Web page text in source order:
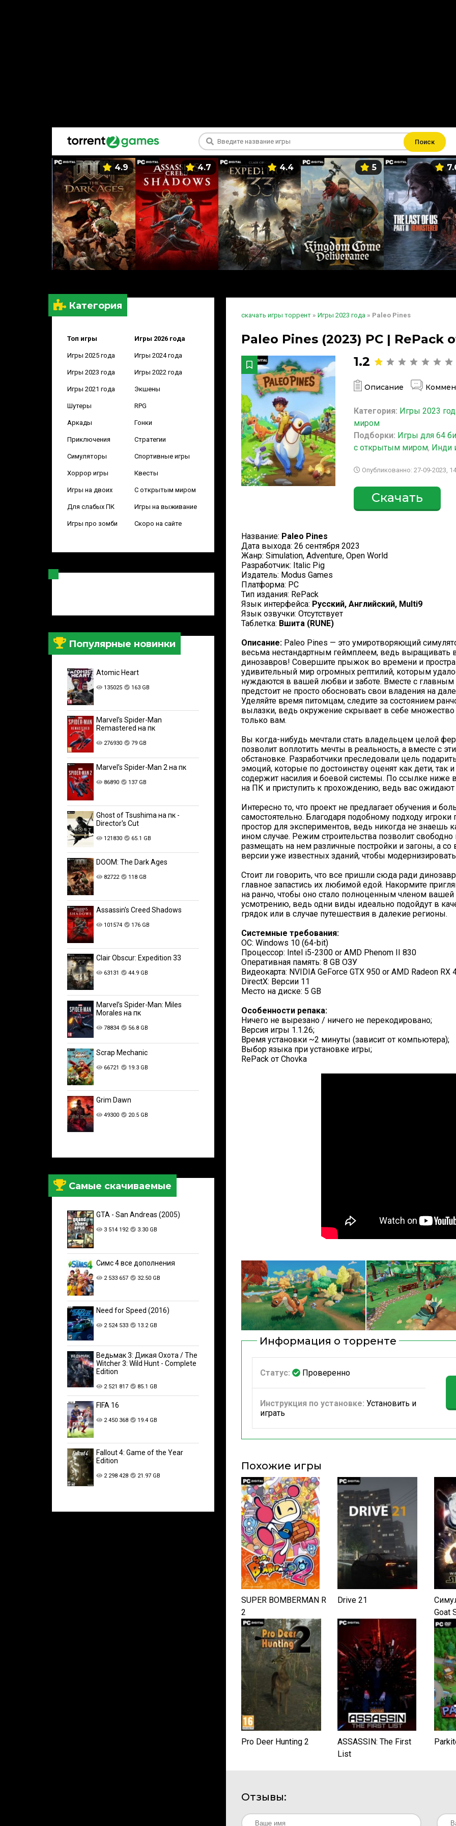
Поиск
4.9 4.7 4.4 5
Категория
Топ игры Игры 2026 года
Игры 2025 года Игры 2024 года
Игры 2023 года Игры 2022 года
Игры 2021 года Экшены
Шутеры RPG
Аркады Гонки
Приключения Стратегии
Симуляторы Спортивные игры
Хоррор игры Квесты
Игры на двоих С открытым миром
Для слабых ПК Игры на выживание
Игры про зомби Скоро на сайте
Популярные новинки
Atomic Heart
135025 163 GB
Marvel’s Spider-Man
Remastered на пк
276930 79 GB
Marvel’s Spider-Man 2 на пк
86890 137 GB
Ghost of Tsushima на пк -
Director's Cut
121830 65.1 GB
DOOM: The Dark Ages
82722 118 GB
Assassin's Creed Shadows
101574 176 GB
Clair Obscur: Expedition 33
63131 44.9 GB
Marvel’s Spider-Man: Miles
Morales на пк
78834 56.8 GB
Scrap Mechanic
66721 19.3 GB
Grim Dawn
49300 20.5 GB
Самые скачиваемые
GTA - San Andreas (2005)
3 514 192 3.30 GB
Симс 4 все дополнения
2 533 657 32.50 GB
Need for Speed (2016)
2 524 533 13.2 GB
Ведьмак 3: Дикая Охота / The
Witcher 3: Wild Hunt - Complete
Edition
2 521 817 85.1 GB
FIFA 16
2 450 368 19.4 GB
Fallout 4: Game of the Year
Edition
2 298 428 21.97 GB
скачать игры торрент » Игры 2023 года » Paleo Pines
Paleo Pines (2023) PC | RePack
1.2
Описание
Категория: Игры 2023
миром
Подборки: Игры для 64
с открытым миром, Инди
Опубликованно: 27-09-2023,
Скачать
Название: Paleo Pines
Дата выхода: 26 сентября 2023
Жанр: Simulation, Adventure, Open World
Разработчик: Italic Pig
Издатель: Modus Games
Платформа: PC
Тип издания: RePack
Язык интерфейса: Русский, Английский, Multi9
Язык озвучки: Отсутствует
Таблетка: Вшита (RUNE)
Описание: Paleo Pines — это умиротворяющий
весьма нестандартным геймплеем, ведь выращивать
динозавров! Совершите прыжок во времени и
удивительный мир огромных рептилий, которым
нуждаются в вашей любви и заботе. Вместе с
предстоит не просто обосновать свои владения на
Уделяйте время питомцам, следите за состоянием
вылазки, ведь окружение скрывает в себе
только вам.
Вы когда-нибудь мечтали стать владельцем целой
позволит воплотить мечты в реальность, а вместе с
обстановке. Разработчики преследовали цель
эмоций, которые по достоинству оценят как дети, так
содержит насилия и боевой системы. По ссылке ниже
на ПК и приступить к прохождению, ведь вас ожидают
Интересно то, что проект не предлагает обучения и
самостоятельно. Благодаря подобному подходу
простор для экспериментов, ведь никогда не знаешь
ином случае. Режим строительства позволит
размещать на нем различные постройки и загоны, а
версии уже известных зданий, чтобы
Стоит ли говорить, что все пришли сюда ради
главное запастись их любимой едой. Накормите
на ранчо, чтобы оно стало полноценным членом
усмотрению, ведь одни виды идеально подойдут в
грядок или в случае путешествия в далекие регионы.
Системные требования:
ОС: Windows 10 (64-bit)
Процессор: Intel i5-2300 or AMD Phenom II 830
Оперативная память: 8 GB ОЗУ
Видеокарта: NVIDIA GeForce GTX 950 or AMD Radeon RX
DirectX: Версии 11
Место на диске: 5 GB
Особенности репака:
Ничего не вырезано / ничего не перекодировано;
Версия игры 1.1.26;
Время установки ~2 минуты (зависит от компьютера);
Выбор языка при установке игры;
RePack от Chovka
Информация о торренте
Статус: Проверенно
Инструкция по установке: Установить и
играть
Похожие игры
SUPER BOMBERMAN R
2
Drive 21
Goat
R.G.
Pro Deer Hunting 2
ASSASSIN: The First
List
Отзывы: